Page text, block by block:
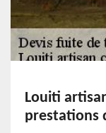
Louiti
prestations